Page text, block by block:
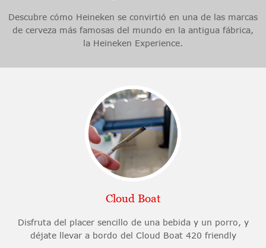
Descubre cómo Heineken se convirtió en una de las marcas
de cerveza más famosas del mundo en la antigua fábrica,
la Heineken Experience.
Cloud Boat
Disfruta del placer sencillo de una bebida y un porro, y
déjate llevar a bordo del Cloud Boat 420 friendly